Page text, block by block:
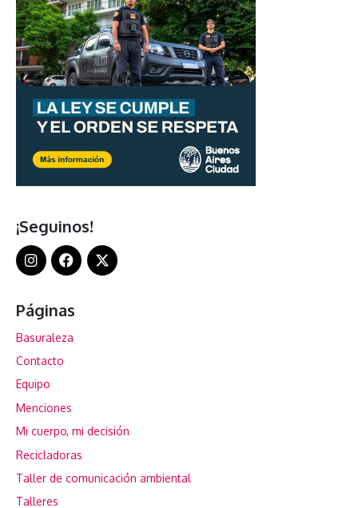
¡Seguinos!
Páginas
Basuraleza
Contacto
Equipo
Menciones
Mi cuerpo, mi decisión
Recicladoras
Taller de comunicación ambiental
Talleres